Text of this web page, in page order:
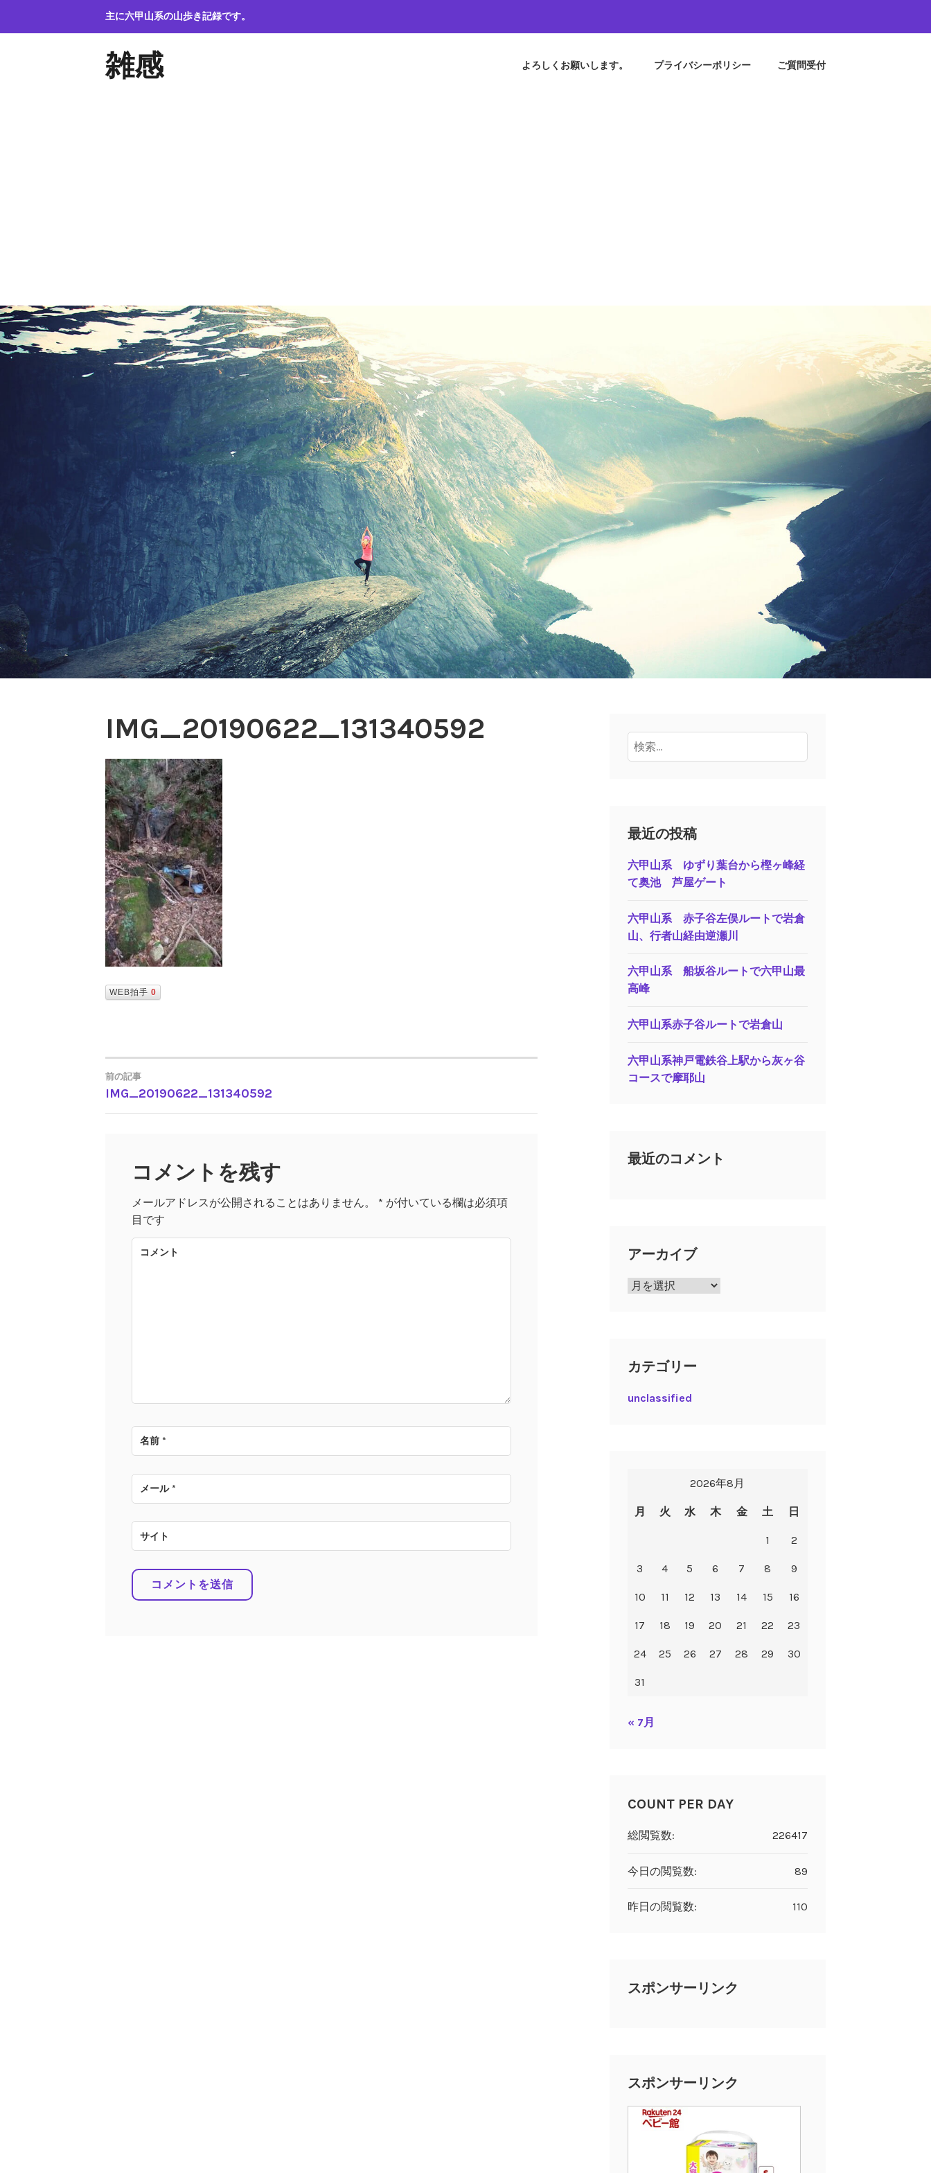
主に六甲山系の山歩き記録です。
雑感 よろしくお願いします。 プライバシーポリシー ご質問受付
IMG_20190622_131340592
WEB拍手 0
投
前の記事
IMG_20190622_131340592
コメントを残す
メールアドレスが公開されることはありません。 * が付いている欄は必須項
目です
コメント
名前 *
メール*
サイト
検
索:
最近の投稿
六甲山系 ゆずり葉台から樫ヶ峰経
て奥池 芦屋ゲート
六甲山系 赤子谷左俣ルートで岩倉
山、行者山経由逆瀬川
六甲山系 船坂谷ルートで六甲山最
高峰
六甲山系赤子谷ルートで岩倉山
六甲山系神戸電鉄谷上駅から灰ヶ谷
コースで摩耶山
最近のコメント
アーカイブ
ア
カテゴリー
unclassified
2026年8月
月 火 水 木 金 土 日
1 2
3 4 5 6 7 8 9
10 11 12 13 14 15 16
17 18 19 20 21 22 23
24 25 26 27 28 29 30
31
« 7月
COUNT PER DAY
226417
総閲覧数:
89
今日の閲覧数:
110
昨日の閲覧数:
スポンサーリンク
スポンサーリンク